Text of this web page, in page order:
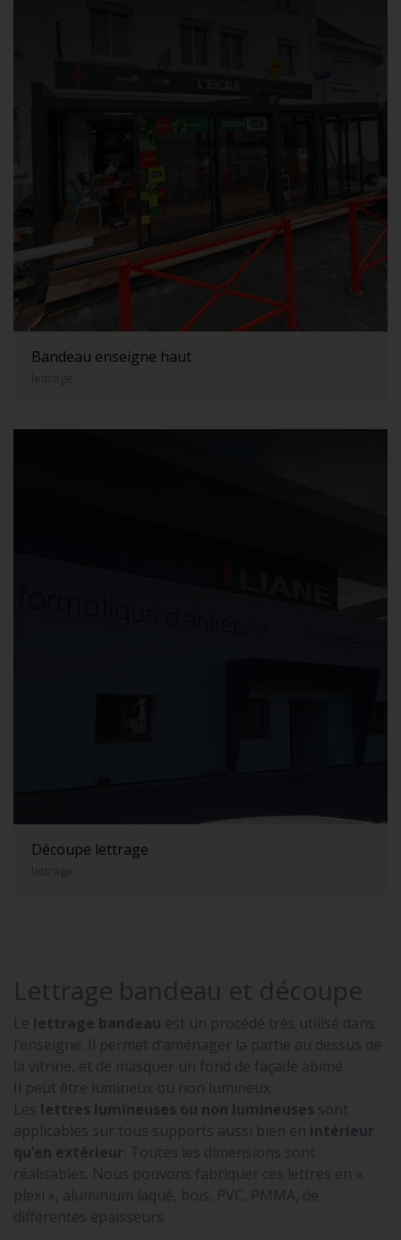
Bandeau enseigne haut
lettrage
Découpe lettrage
lettrage
Lettrage bandeau et découpe
Le lettrage bandeau est un procédé très utilisé dans
l’enseigne. Il permet d’aménager la partie au dessus de
la vitrine, et de masquer un fond de façade abimé.
Il peut être lumineux ou non lumineux.
Les lettres lumineuses ou non lumineuses sont
applicables sur tous supports aussi bien en intérieur
qu’en extérieur. Toutes les dimensions sont
réalisables. Nous pouvons fabriquer ces lettres en «
plexi », aluminium laqué, bois, PVC, PMMA, de
différentes épaisseurs.